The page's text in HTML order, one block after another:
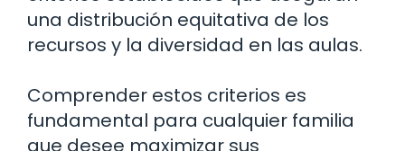
una distribución equitativa de los
recursos y la diversidad en las aulas.
Comprender estos criterios es
fundamental para cualquier familia
que desee maximizar sus